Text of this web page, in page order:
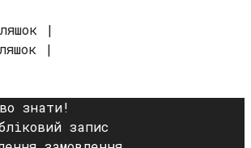
|
|
знати!
запис